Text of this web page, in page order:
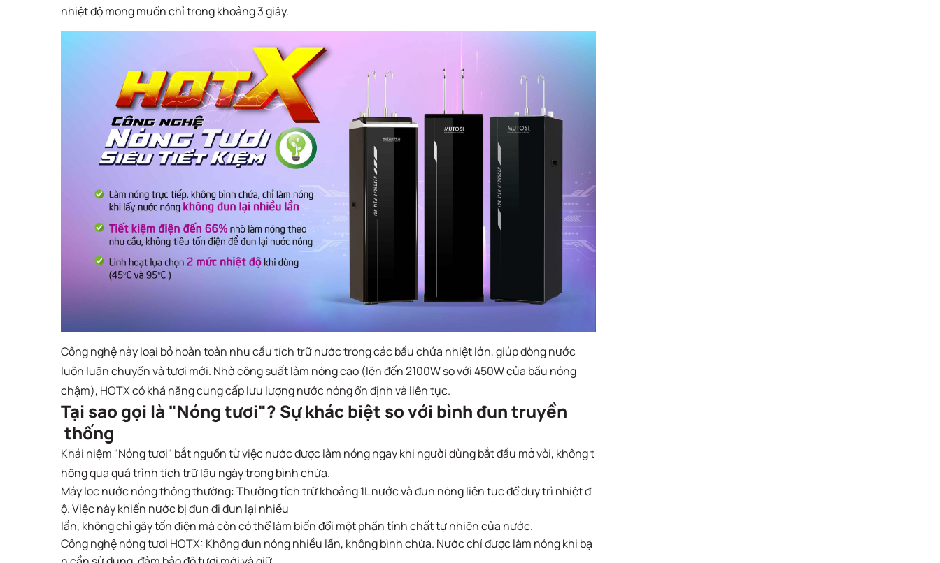
nhiệt độ mong muốn chỉ trong khoảng 3 giây.
Công nghệ này loại bỏ hoàn toàn nhu cầu tích trữ nước trong các bầu chứa nhiệt lớn, giúp dòng nước
luôn luân chuyển và tươi mới. Nhờ công suất làm nóng cao (lên đến 2100W so với 450W của bầu nóng
chậm), HOTX có khả năng cung cấp lưu lượng nước nóng ổn định và liên tục.
Tại sao gọi là "Nóng tươi"? Sự khác biệt so với bình đun truyền
thống
Khái niệm "Nóng tươi" bắt nguồn từ việc nước được làm nóng ngay khi người dùng bắt đầu mở vòi, không t
hông qua quá trình tích trữ lâu ngày trong bình chứa.
Máy lọc nước nóng thông thường: Thường tích trữ khoảng 1L nước và đun nóng liên tục để duy trì nhiệt đ
ộ. Việc này khiến nước bị đun đi đun lại nhiều
lần, không chỉ gây tốn điện mà còn có thể làm biến đổi một phần tính chất tự nhiên của nước.
Công nghệ nóng tươi HOTX: Không đun nóng nhiều lần, không bình chứa. Nước chỉ được làm nóng khi bạ